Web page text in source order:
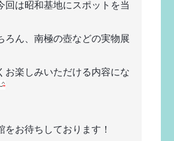
回は昭和基地にスポットを当
ろん、南極の壺などの実物展
お楽しみいただける内容にな
をお待ちしております！